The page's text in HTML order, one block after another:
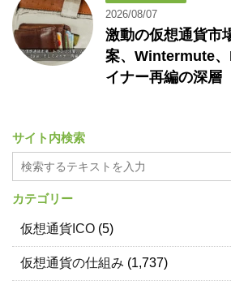
2026/08/07
激動の仮想通貨市
案、Wintermute
イナー再編の深層
サイト内検索
カテゴリー
仮想通貨ICO (5)
仮想通貨の仕組み (1,737)